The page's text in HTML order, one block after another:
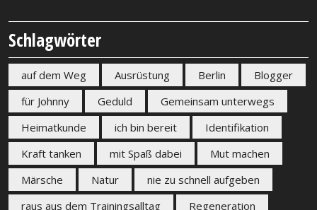
Schlagwörter
auf dem Weg Ausrüstung Berlin
Blogger
für Johnny
Geduld
Gemeinsam unterwegs
Heimatkunde
ich bin bereit
Identifikation
Kraft tanken
mit Spaß dabei
Mut machen
Märsche
Natur
nie zu schnell aufgeben
raus aus dem Trainingsalltag
Regeneration